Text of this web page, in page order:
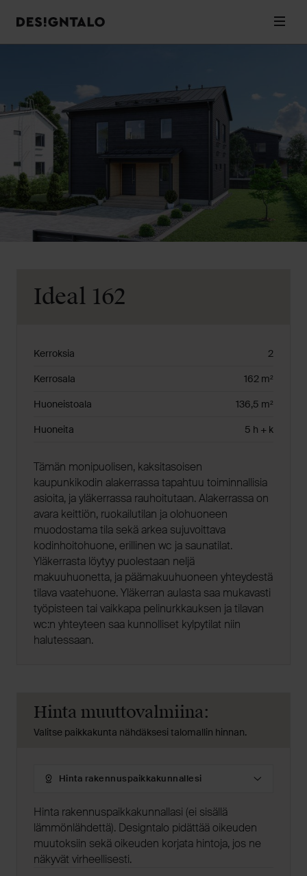
Designtalo
Ideal 162
Kerroksia 2
Kerrosala 162 m²
Huoneistoala 136,5 m²
Huoneita 5 h + k
Tämän monipuolisen, kaksitasoisen
kaupunkikodin alakerrassa tapahtuu toiminnallisia
asioita, ja yläkerrassa rauhoitutaan. Alakerrassa on
avara keittiön, ruokailutilan ja olohuoneen
muodostama tila sekä arkea sujuvoittava
kodinhoitohuone, erillinen wc ja saunatilat.
Yläkerrasta löytyy puolestaan neljä
makuuhuonetta, ja päämakuuhuoneen yhteydestä
tilava vaatehuone. Yläkerran aulasta saa mukavasti
työpisteen tai vaikkapa pelinurkkauksen ja tilavan
wc:n yhteyteen saa kunnolliset kylpytilat niin
halutessaan.
Hinta muuttovalmiina:
Valitse paikkakunta nähdäksesi talomallin hinnan.
Hinta
rakennuspaikkakunnallesi
Hinta rakennuspaikkakunnallasi (ei sisällä
lämmönlähdettä). Designtalo pidättää oikeuden
muutoksiin sekä oikeuden korjata hintoja, jos ne
näkyvät virheellisesti.